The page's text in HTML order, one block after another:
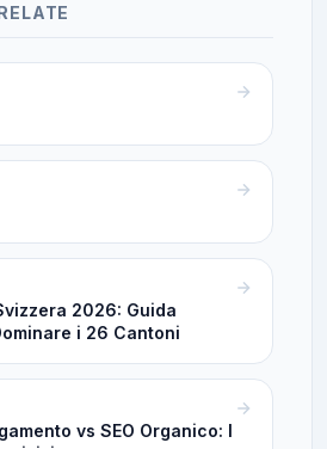
2026: Guida
i 26 Cantoni
vs SEO Organico: I